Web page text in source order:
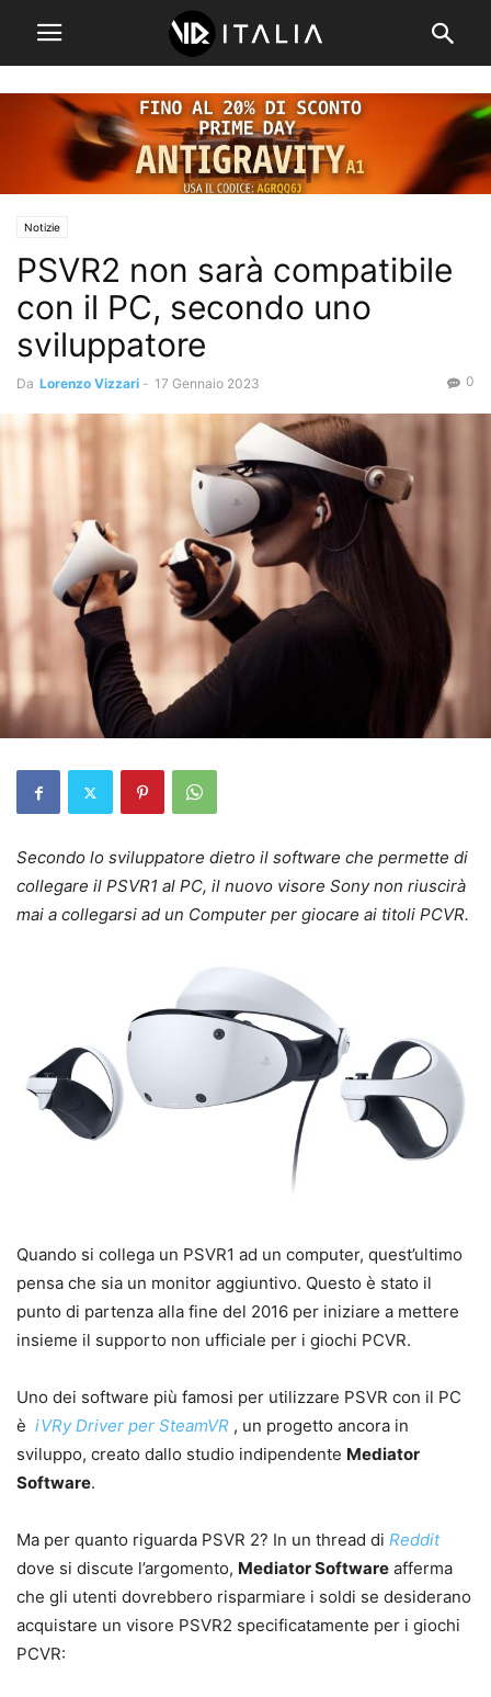
Notizie
PSVR2 non sarà compatibile
con il PC, secondo uno
sviluppatore
Da Lorenzo Vizzari - 17 Gennaio 2023 0
Secondo lo sviluppatore dietro il software che permette di
collegare il PSVR1 al PC, il nuovo visore Sony non riuscirà
mai a collegarsi ad un Computer per giocare ai titoli PCVR.
Quando si collega un PSVR1 ad un computer, quest’ultimo
pensa che sia un monitor aggiuntivo. Questo è stato il
punto di partenza alla fine del 2016 per iniziare a mettere
insieme il supporto non ufficiale per i giochi PCVR.
Uno dei software più famosi per utilizzare PSVR con il PC
è iVRy Driver per SteamVR , un progetto ancora in
sviluppo, creato dallo studio indipendente Mediator
Software.
Ma per quanto riguarda PSVR 2? In un thread di Reddit
dove si discute l’argomento, Mediator Software afferma
che gli utenti dovrebbero risparmiare i soldi se desiderano
acquistare un visore PSVR2 specificatamente per i giochi
PCVR: